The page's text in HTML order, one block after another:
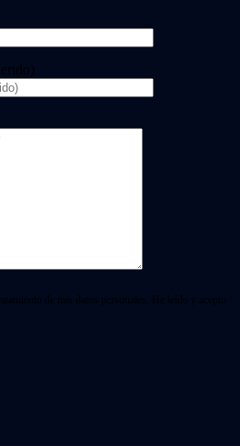
de mis datos personales. He leído y acepto